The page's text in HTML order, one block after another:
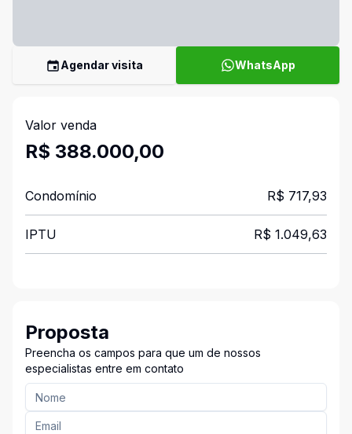
Agendar visita WhatsApp
Valor venda
R$ 388.000,00
Condomínio R$ 717,93
IPTU R$ 1.049,63
Proposta
Preencha os campos para que um de nossos
especialistas entre em contato